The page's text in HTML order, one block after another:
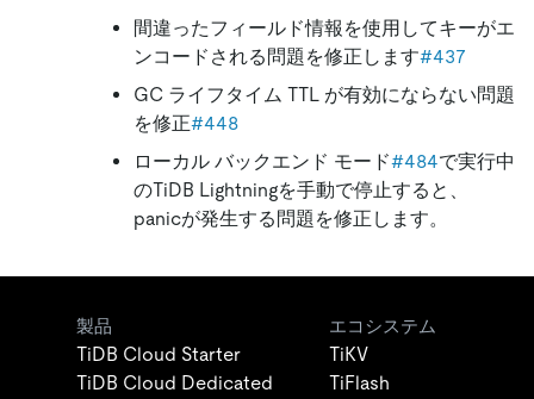
間違ったフィールド情報を使用してキーがエ
ンコードされる問題を修正します#437
GC ライフタイム TTL が有効にならない問題
を修正#448
ローカル バックエンド モード#484で実行中
のTiDB Lightningを手動で停止すると、
panicが発生する問題を修正します。
製品
TiDB Cloud Starter
TiDB Cloud Dedicated
エコシステム
TiKV
TiFlash